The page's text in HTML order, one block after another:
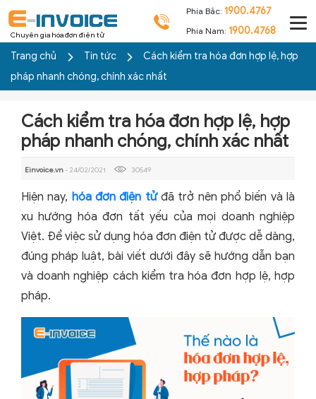
Chuyên gia hóa đơn điện tử
Phía Bắc: 1900.4767
Phía Nam: 1900.4768
Trang chủ Tin tức
Cách kiểm tra hóa đơn hợp lệ, hợp
pháp nhanh chóng, chính xác nhất
Cách kiểm tra hóa đơn hợp lệ, hợp
pháp nhanh chóng, chính xác nhất
Einvoice.vn- 24/02/2021 30549
Hiện nay, hóa đơn điện tửđã trở nên phổ biến và là
xu hướng hóa đơn tất yếu của mọi doanh nghiệp
Việt. Để việc sử dụng hóa đơn điện tử được dễ dàng,
đúng pháp luật, bài viết dưới đây sẽ hướng dẫn bạn
và doanh nghiệp cách kiểm tra hóa đơn hợp lệ, hợp
pháp.